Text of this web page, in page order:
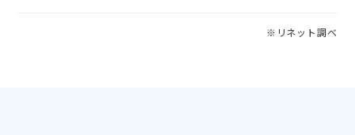
※リネット調べ